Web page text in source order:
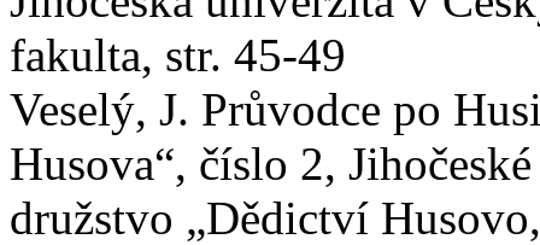
fakulta, str. 45-49
Veselý, J. Průvodce po
Husova“, číslo 2,
družstvo „Dědictví